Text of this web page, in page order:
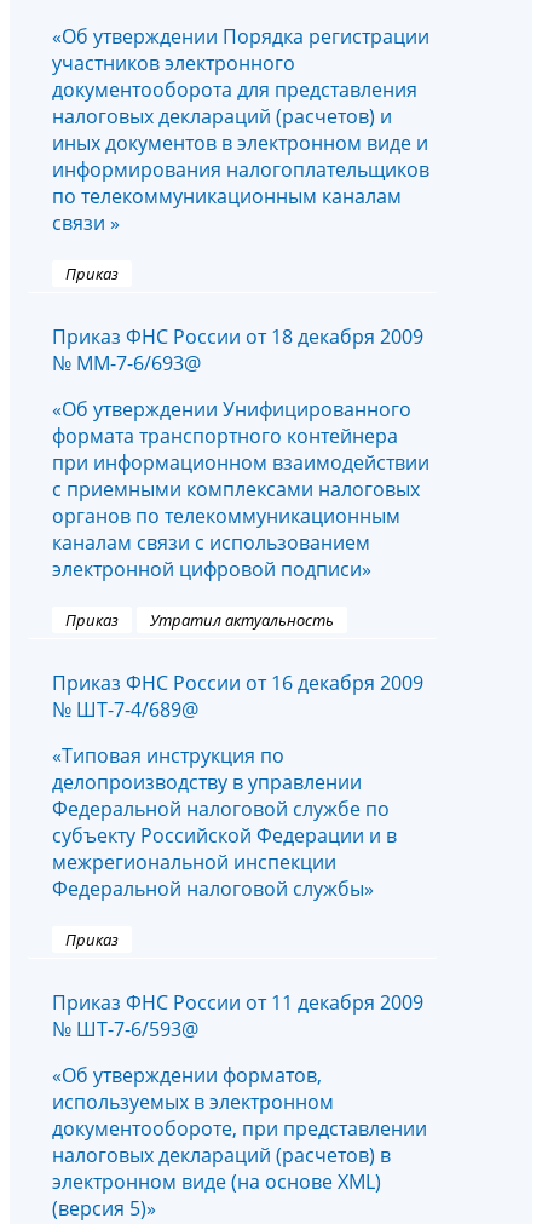
«Об утверждении Порядка регистрации
участников электронного
документооборота для представления
налоговых деклараций (расчетов) и
иных документов в электронном виде и
информирования налогоплательщиков
по телекоммуникационным каналам
связи »
Приказ
Приказ ФНС России от 18 декабря 2009
№ ММ-7-6/693@
«Об утверждении Унифицированного
формата транспортного контейнера
при информационном взаимодействии
с приемными комплексами налоговых
органов по телекоммуникационным
каналам связи с использованием
электронной цифровой подписи»
Приказ Утратил актуальность
Приказ ФНС России от 16 декабря 2009
№ ШТ-7-4/689@
«Типовая инструкция по
делопроизводству в управлении
Федеральной налоговой службе по
субъекту Российской Федерации и в
межрегиональной инспекции
Федеральной налоговой службы»
Приказ
Приказ ФНС России от 11 декабря 2009
№ ШТ-7-6/593@
«Об утверждении форматов,
используемых в электронном
документообороте, при представлении
налоговых деклараций (расчетов) в
электронном виде (на основе XML)
(версия 5)»